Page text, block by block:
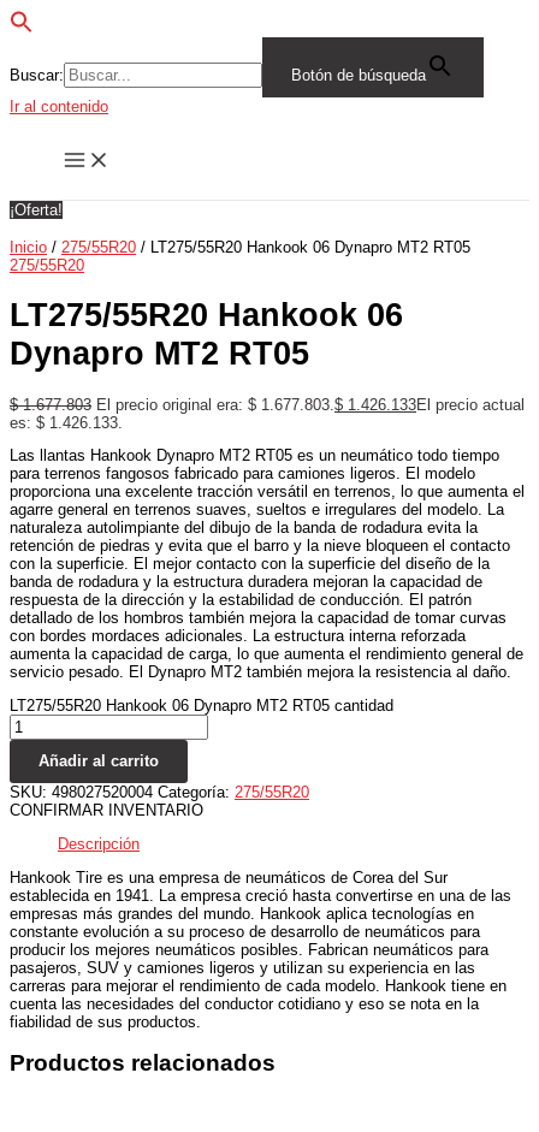
Buscar:
Botón de búsqueda
Ir al contenido
¡Oferta!
Inicio / 275/55R20 / LT275/55R20 Hankook 06 Dynapro MT2 RT05
275/55R20
LT275/55R20 Hankook 06
Dynapro MT2 RT05
$1.677.803 El precio original era: $ 1.677.803. $ 1.426.133El precio actual
es: $ 1.426.133.
Las llantas Hankook Dynapro MT2 RT05 es un neumático todo tiempo
para terrenos fangosos fabricado para camiones ligeros. El modelo
proporciona una excelente tracción versátil en terrenos, lo que aumenta el
agarre general en terrenos suaves, sueltos e irregulares del modelo. La
naturaleza autolimpiante del dibujo de la banda de rodadura evita la
retención de piedras y evita que el barro y la nieve bloqueen el contacto
con la superficie. El mejor contacto con la superficie del diseño de la
banda de rodadura y la estructura duradera mejoran la capacidad de
respuesta de la dirección y la estabilidad de conducción. El patrón
detallado de los hombros también mejora la capacidad de tomar curvas
con bordes mordaces adicionales. La estructura interna reforzada
aumenta la capacidad de carga, lo que aumenta el rendimiento general de
servicio pesado. El Dynapro MT2 también mejora la resistencia al daño.
LT275/55R20 Hankook 06 Dynapro MT2 RT05 cantidad
Añadir al carrito
SKU: 498027520004 Categoría: 275/55R20
CONFIRMAR INVENTARIO
Descripción
Hankook Tire es una empresa de neumáticos de Corea del Sur
establecida en 1941. La empresa creció hasta convertirse en una de las
empresas más grandes del mundo. Hankook aplica tecnologías en
constante evolución a su proceso de desarrollo de neumáticos para
producir los mejores neumáticos posibles. Fabrican neumáticos para
pasajeros, SUV y camiones ligeros y utilizan su experiencia en las
carreras para mejorar el rendimiento de cada modelo. Hankook tiene en
cuenta las necesidades del conductor cotidiano y eso se nota en la
fiabilidad de sus productos.
Productos relacionados